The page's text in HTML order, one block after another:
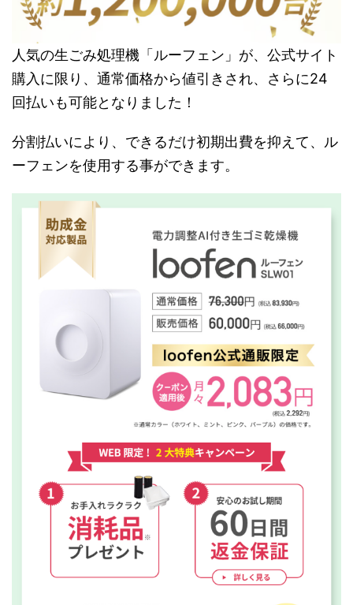
人気の生ごみ処理機「ルーフェン」が、公式サイト
購入に限り、通常価格から値引きされ、さらに24
回払いも可能となりました！
分割払いにより、できるだけ初期出費を抑えて、ル
ーフェンを使用する事ができます。